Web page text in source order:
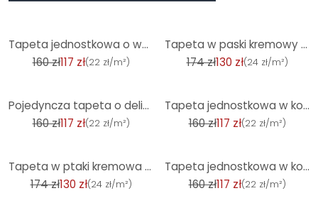
Tapeta jednostkowa o wyglądzie lnu w kolorze szałwiowej zieleni - tapeta teksturowana zapewniająca p
160 zł117 zł(22 zł/m²)
Tapeta w paski kremowy bordo - Tapeta z włókniny z klasycznym wzorem w paski
174 zł130 zł(24 zł/m²)
Pojedyncza tapeta o delikatnej fakturze w kolorze szałwiowej zieleni - nowoczesna tapeta z włókniny
160 zł117 zł(22 zł/m²)
Tapeta jednostkowa w kolorze beżowym o wyglądzie lnu - teksturowana tapeta o subtelnej elegancji
160 zł117 zł(22 zł/m²)
Tapeta w ptaki kremowa bordo - Tapeta z włókniny w pawie i kwiaty w stylu vintage
174 zł130 zł(24 zł/m²)
Tapeta jednostkowa w kolorze kremowym o wyglądzie lnu - ponadczasowa i elegancka tapeta teksturowana
160 zł117 zł(22 zł/m²)